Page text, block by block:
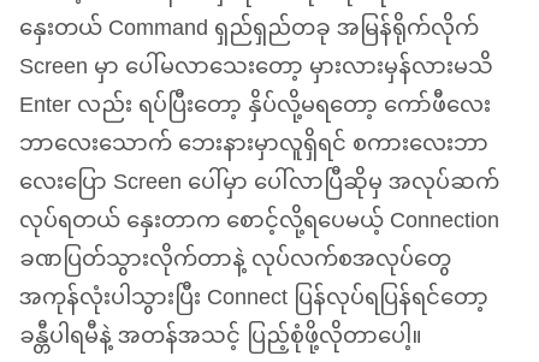
နှေးတယ် Command ရှည်ရှည်တခု အမြန်ရိုက်လိုက်
Screen မှာ ပေါ်မလာသေးတော့ မှားလားမှန်လားမသိ
Enter လည်း ရပ်ပြီးတော့ နှိပ်လို့မရတော့ ကော်ဖီလေး
ဘာလေးသောက် ဘေးနားမှာလူရှိရင် စကားလေးဘာ
လေးပြော Screen ပေါ်မှာ ပေါ်လာပြီဆိုမှ အလုပ်ဆက်
လုပ်ရတယ် နှေးတာက စောင့်လို့ရပေမယ့် Connection
ခဏပြတ်သွားလိုက်တာနဲ့ လုပ်လက်စအလုပ်တွေ
အကုန်လုံးပါသွားပြီး Connect ပြန်လုပ်ရပြန်ရင်တော့
ခန္တီပါရမီနဲ့ အတန်အသင့် ပြည့်စုံဖို့လိုတာပေါ့။